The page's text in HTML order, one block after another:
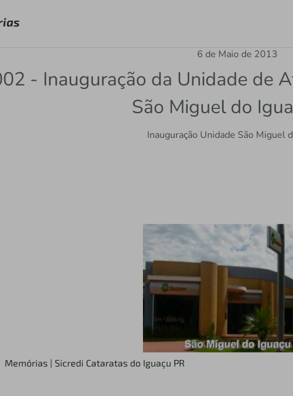
6 de Maio de 2013
- Inauguração da Unidade de
São Miguel do
Inauguração Unidade São Miguel
Memórias | Sicredi Cataratas do Iguaçu PR